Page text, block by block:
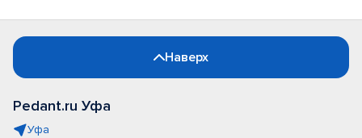
Наверх
Pedant.ru Уфа
Уфа